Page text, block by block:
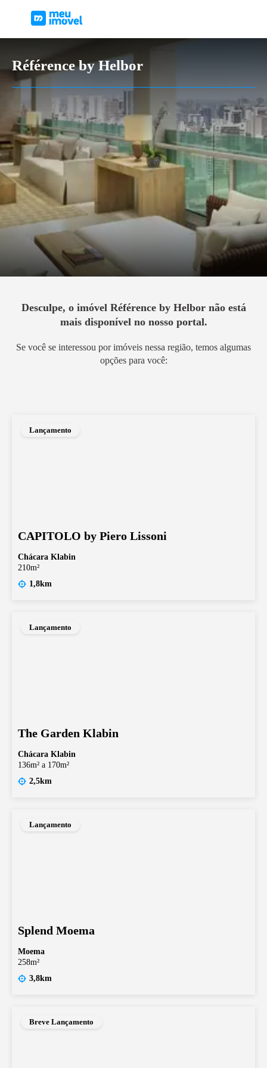
Référence by Helbor
Desculpe, o imóvel Référence by Helbornão está
mais disponível no nosso portal.
Se você se interessou por imóveis nessa região, temos algumas
opções para você:
Lançamento
CAPITOLO by Piero Lissoni
Chácara Klabin
210m²
1,8km
Lançamento
The Garden Klabin
Chácara Klabin
136m² a 170m²
2,5km
Lançamento
Splend Moema
Moema
258m²
3,8km
Breve Lançamento